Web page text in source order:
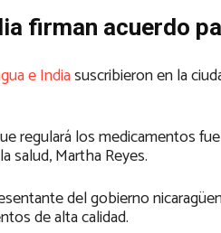
firman acuerdo
e Indiasuscribieron en la
regulará los medicamentos
salud, Martha Reyes.
del gobierno
de alta calidad.